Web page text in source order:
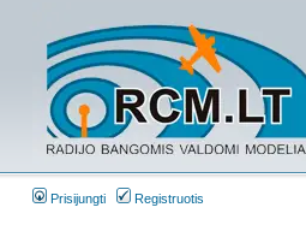
Prisijungti Registruotis